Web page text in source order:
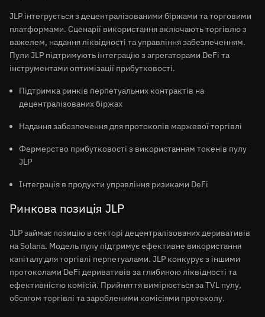
JLP інтегрується з децентралізованими біржами та торговими
платформами. Сценарії використання включають торгівлю з
важелем, надання ліквідності та управління забезпеченням.
Пули JLP підтримують інтеграцію з агрегаторами DeFi та
інструментами оптимізації прибутковості.
Підтримка ринків перпетуальних контрактів на
децентралізованих біржах
Надання забезпечення для протоколів маржевої торгівлі
Фермерство прибутковості з використанням токенів пулу
JLP
Інтеграція в продукти управління ризиками DeFi
Ринкова позиція JLP
JLP займає позицію в секторі децентралізованих деривативів
на Solana. Модель пулу підтримує ефективне використання
капіталу для торгівлі перпетуалами. JLP конкурує з іншими
протоколами DeFi деривативів за глибиною ліквідності та
ефективністю комісій. Прийняття вимірюється за TVL пулу,
обсягом торгівлі та заробленими комісіями протоколу.